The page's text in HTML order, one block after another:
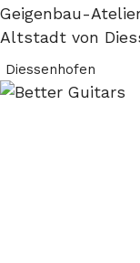
Geigenbau-
Altstadt von
Diessenhofen